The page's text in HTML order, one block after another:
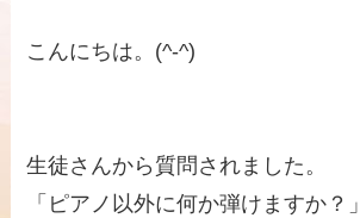
こんにちは。(^-^)
生徒さんから質問されました。
「ピアノ以外に何か弾けますか？」